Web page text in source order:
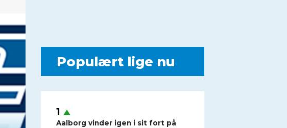
Populært lige nu
Aalborg vinder igen i sit fort på